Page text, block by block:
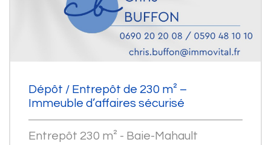
Dépôt / Entrepôt de 230 m² –
Immeuble d’affaires sécurisé
Entrepôt 230 m² - Baie-Mahault